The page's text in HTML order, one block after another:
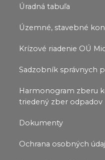
Úradná tabuľa
Územné, stavebné
Krízové riadenie OÚ
Sadzobník správnych
Harmonogram zberu
triedený zber odpadov
Dokumenty
Ochrana osobných